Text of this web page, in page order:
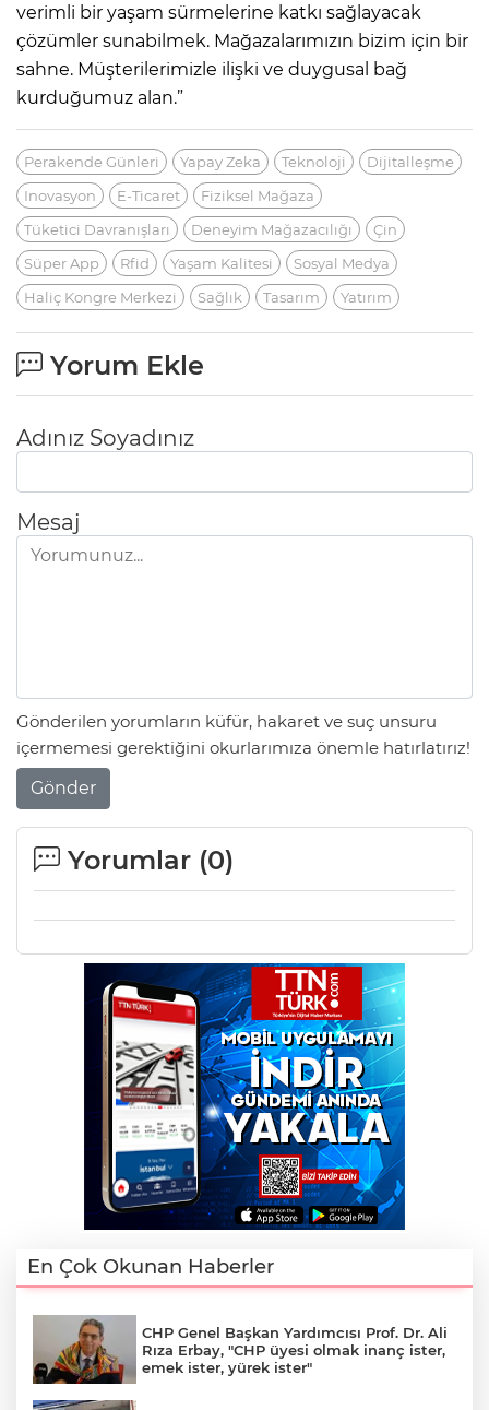
verimli bir yaşam sürmelerine katkı sağlayacak
çözümler sunabilmek. Mağazalarımızın bizim için bir
sahne. Müşterilerimizle ilişki ve duygusal bağ
kurduğumuz alan.”
Perakende Günleri Yapay Zeka Teknoloji
Dijitalleşme
Inovasyon
E-Ticaret
Fiziksel Mağaza
Tüketici Davranışları
Deneyim Mağazacılığı
Çin
Süper App
Rfid Yaşam Kalitesi
Sosyal Medya
Haliç Kongre Merkezi
Sağlık Tasarım Yatırım
Yorum Ekle
Adınız Soyadınız
Mesaj
Gönderilen yorumların küfür, hakaret ve suç unsuru
içermemesi gerektiğini okurlarımıza önemle hatırlatırız!
Gönder
Yorumlar (0)
En Çok Okunan Haberler
CHP Genel Başkan Yardımcısı Prof. Dr. Ali
Rıza Erbay, "CHP üyesi olmak inanç ister,
emek ister, yürek ister"